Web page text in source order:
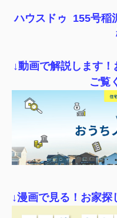
ハウスドゥ 155号稲
↓動画で解説します！
ご覧
↓漫画で見る！お家探